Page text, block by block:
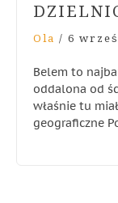
Ola / 6
Belem to
oddalona od
właśnie tu
geograficzne